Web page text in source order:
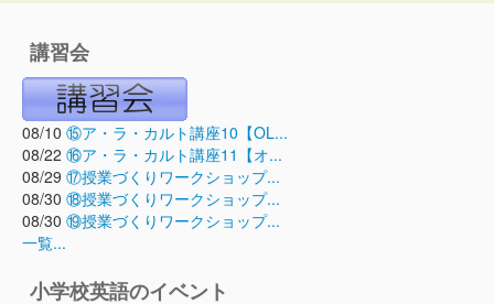
講習会
08/10 ⑮ア・ラ・カルト講座10【OL...
08/22 ⑯ア・ラ・カルト講座11【オ...
08/29 ⑰授業づくりワークショップ...
08/30 ⑱授業づくりワークショップ...
08/30 ⑲授業づくりワークショップ...
一覧...
小学校英語のイベント